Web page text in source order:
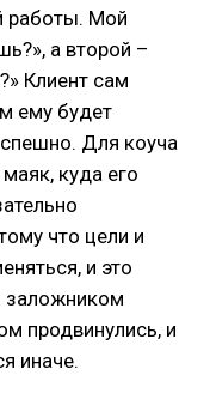
работы. Мой
а второй –
Клиент сам
ему будет
Для коуча
куда его
что цели и
и это
заложником
продвинулись, и
иначе.